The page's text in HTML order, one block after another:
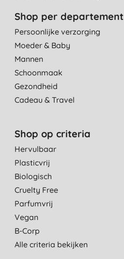
Shop per departement
Persoonlijke verzorging
Moeder & Baby
Mannen
Schoonmaak
Gezondheid
Cadeau & Travel
Shop op criteria
Hervulbaar
Plasticvrij
Biologisch
Cruelty Free
Parfumvrij
Vegan
B-Corp
Alle criteria bekijken